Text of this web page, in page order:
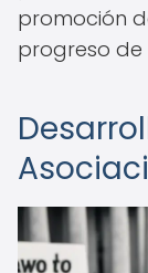
promoción
progreso de